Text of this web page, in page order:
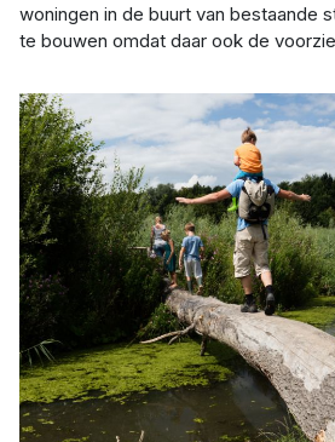
woningen in de buurt van bestaande
te bouwen omdat daar ook de